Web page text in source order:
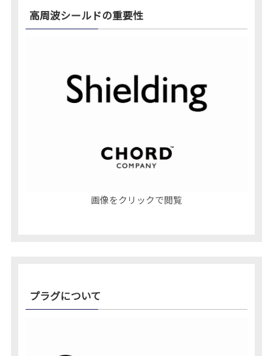
高周波シールドの重要性
画像をクリックで閲覧
プラグについて